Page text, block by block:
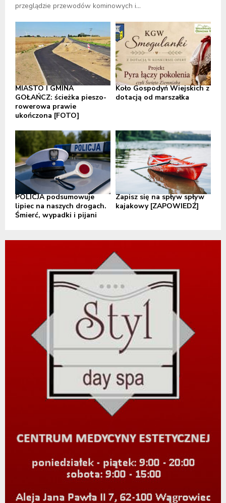
przeglądzie przewodów kominowych i...
MIASTO I GMINA
GOŁAŃCZ: ścieżka pieszo-
rowerowa prawie
ukończona [FOTO]
Koło Gospodyń Wiejskich z
dotacją od marszałka
POLICJA podsumowuje
lipiec na naszych drogach.
Śmierć, wypadki i pijani
Zapisz się na spływ spływ
kajakowy [ZAPOWIEDŹ]